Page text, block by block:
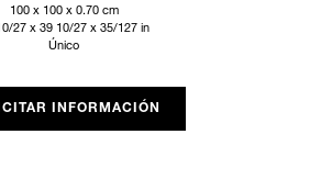
100 x 100 x 0.70 cm
27 x 39 10/27 x 35/127 in
Único
INFORMACIÓN